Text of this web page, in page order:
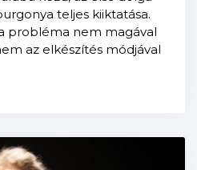
teljes kiiktatása.
probléma nem magával
az elkészítés módjával